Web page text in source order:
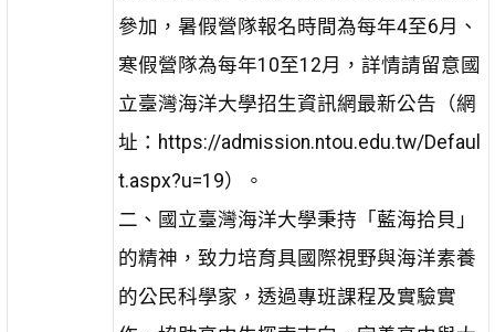
參加，暑假營隊報名時間為每年4至6月、
寒假營隊為每年10至12月，詳情請留意國
立臺灣海洋大學招生資訊網最新公告（網
址：https://admission.ntou.edu.tw/Defaul
t.aspx?u=19）。
二、國立臺灣海洋大學秉持「藍海拾貝」
的精神，致力培育具國際視野與海洋素養
的公民科學家，透過專班課程及實驗實